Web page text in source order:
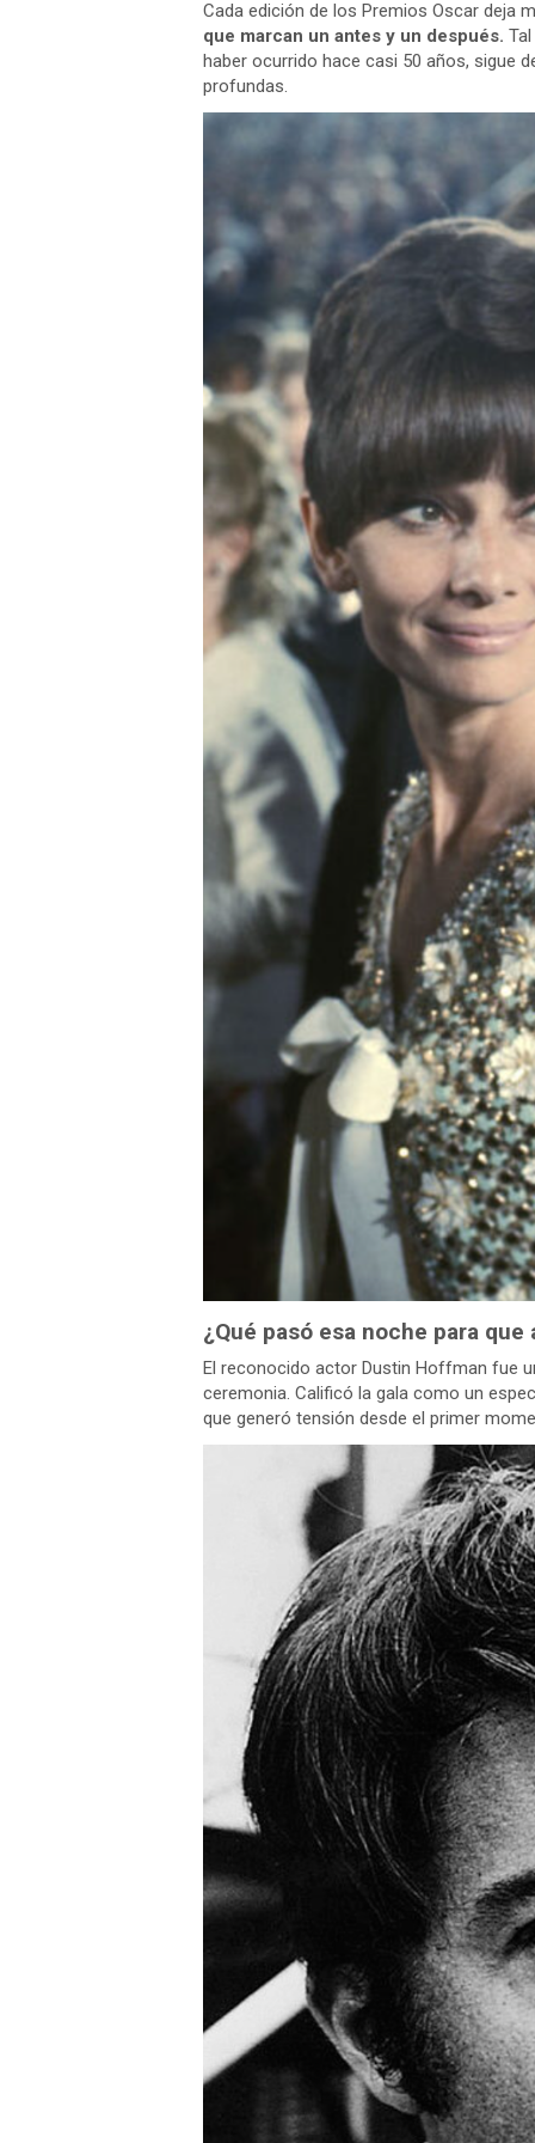
Cada edición de los Premios Oscar deja
que marcan un antes y un después.
haber ocurrido hace casi 50 años, sigue
profundas.
¿Qué pasó esa noche para
El reconocido actor Dustin Hoffman fue
ceremonia. Calificó la gala como un
que generó tensión desde el primer